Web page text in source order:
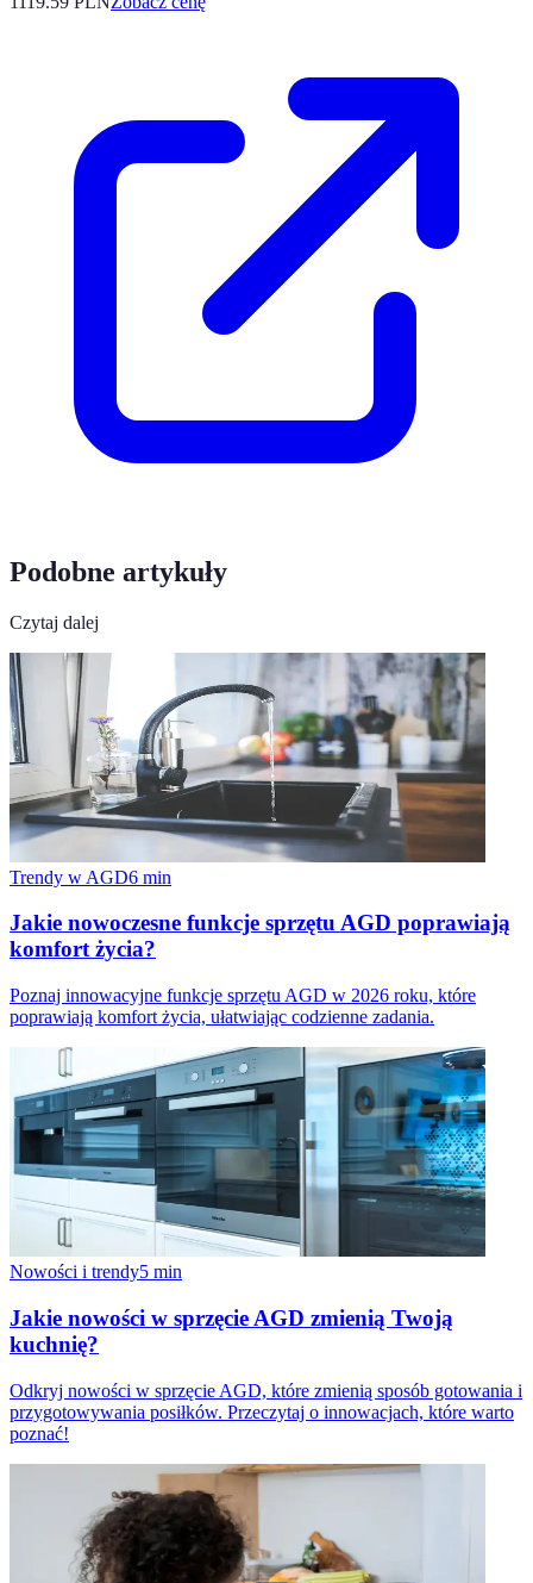
Podobne artykuły
Czytaj dalej
Trendy w AGD6 min
Jakie nowoczesne funkcje sprzętu AGD poprawiają
komfort życia?
Poznaj innowacyjne funkcje sprzętu AGD w 2026 roku, które
poprawiają komfort życia, ułatwiając codzienne zadania.
Nowości i trendy5 min
Jakie nowości w sprzęcie AGD zmienią Twoją
kuchnię?
Odkryj nowości w sprzęcie AGD, które zmienią sposób gotowania i
przygotowywania posiłków. Przeczytaj o innowacjach, które warto
poznać!